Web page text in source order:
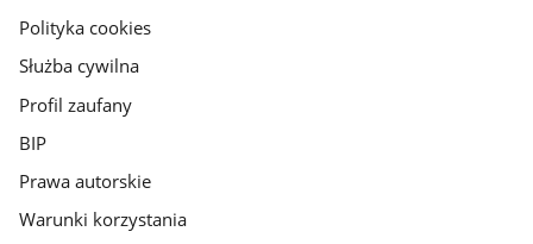
gov.pl
Polityka cookies
Służba cywilna
Profil zaufany
BIP
Prawa autorskie
Warunki korzystania